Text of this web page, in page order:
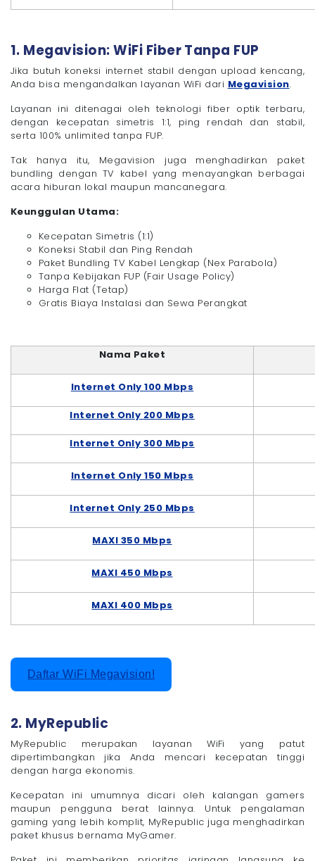
1. Megavision: WiFi Fiber Tanpa FUP
Jika butuh koneksi internet stabil dengan upload kencang,
Anda bisa mengandalkan layanan WiFi dari Megavision.
Layanan ini ditenagai oleh teknologi fiber optik terbaru,
dengan kecepatan simetris 1:1, ping rendah dan stabil,
serta 100% unlimited tanpa FUP.
Tak hanya itu, Megavision juga menghadirkan paket
bundling dengan TV kabel yang menayangkan berbagai
acara hiburan lokal maupun mancanegara.
Keunggulan Utama:
Kecepatan Simetris (1:1)
Koneksi Stabil dan Ping Rendah
Paket Bundling TV Kabel Lengkap (Nex Parabola)
Tanpa Kebijakan FUP (Fair Usage Policy)
Harga Flat (Tetap)
Gratis Biaya Instalasi dan Sewa Perangkat
Nama Paket
Internet Only 100 Mbps
Internet Only 200 Mbps
Internet Only 300 Mbps
Internet Only 150 Mbps
Internet Only 250 Mbps
MAXI 350 Mbps
MAXI 450 Mbps
MAXI 400 Mbps
Daftar WiFi Megavision!
2. MyRepublic
MyRepublic merupakan layanan WiFi yang patut
dipertimbangkan jika Anda mencari kecepatan tinggi
dengan harga ekonomis.
Kecepatan ini umumnya dicari oleh kalangan gamers
maupun pengguna berat lainnya. Untuk pengalaman
gaming yang lebih komplit, MyRepublic juga menghadirkan
paket khusus bernama MyGamer.